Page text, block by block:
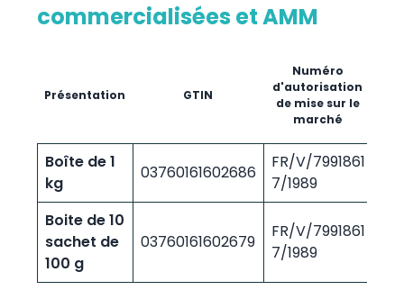
commercialisées et AMM
Présentation GTIN
Numéro
d'autorisation
de mise sur le
marché
Boîte de 1
kg
03760161602686
FR/V/7991861
7/1989
Boite de 10
sachet de
100 g
03760161602679
FR/V/7991861
7/1989